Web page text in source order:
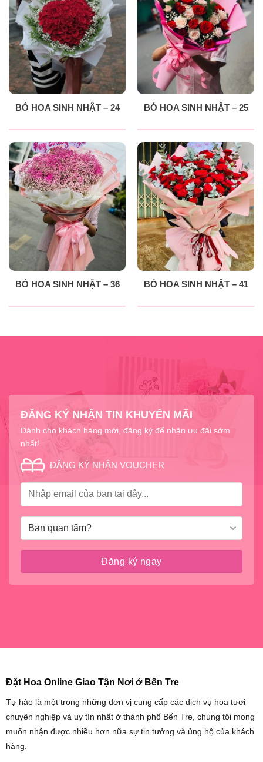
BÓ HOA SINH NHẬT – 24 BÓ HOA SINH NHẬT – 25
BÓ HOA SINH NHẬT – 36 BÓ HOA SINH NHẬT – 41
ĐĂNG KÝ NHẬN TIN KHUYẾN MÃI
Dành cho khách hàng mới, đăng ký để nhận ưu đãi sớm
nhất!
ĐĂNG KÝ NHẬN VOUCHER
Đặt Hoa Online Giao Tận Nơi ở Bến Tre
Tự hào là một trong những đơn vị cung cấp các dịch vụ hoa tươi
chuyên nghiệp và uy tín nhất ở thành phố Bến Tre, chúng tôi mong
muốn nhận được nhiều hơn nữa sự tin tưởng và ủng hộ của khách
hàng.